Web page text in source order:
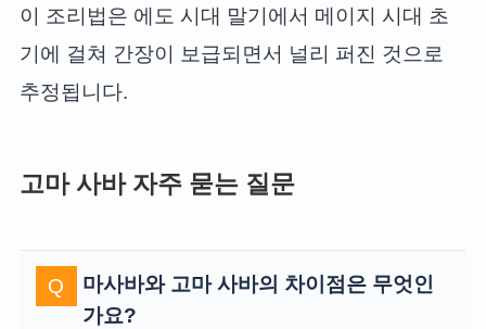
이 조리법은 에도 시대 말기에서 메이지 시대 초
기에 걸쳐 간장이 보급되면서 널리 퍼진 것으로
추정됩니다.
고마 사바 자주 묻는 질문
마사바와 고마 사바의 차이점은 무엇인
가요?